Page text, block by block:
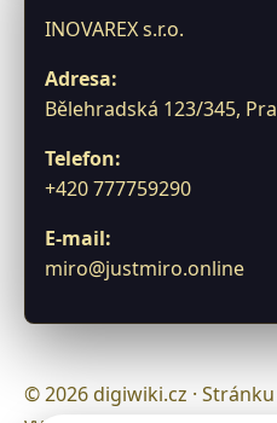
INOVAREX s.r.o.
Adresa:
Bělehradská 123/345,
Telefon:
+420 777759290
E-mail:
miro@justmiro.online
© 2026 digiwiki.cz ·